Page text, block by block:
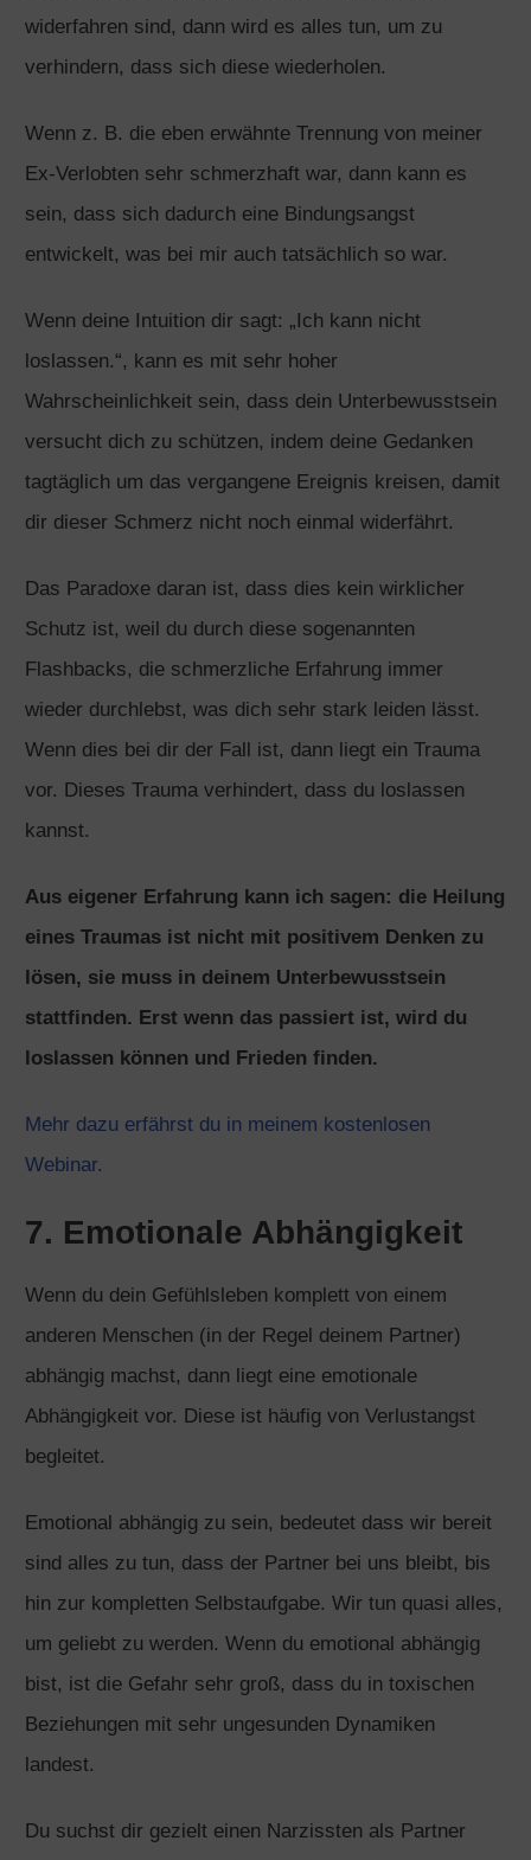
widerfahren sind, dann wird es alles tun, um zu
verhindern, dass sich diese wiederholen.
Wenn z. B. die eben erwähnte Trennung von meiner
Ex-Verlobten sehr schmerzhaft war, dann kann es
sein, dass sich dadurch eine Bindungsangst
entwickelt, was bei mir auch tatsächlich so war.
Wenn deine Intuition dir sagt: „Ich kann nicht
loslassen.“, kann es mit sehr hoher
Wahrscheinlichkeit sein, dass dein Unterbewusstsein
versucht dich zu schützen, indem deine Gedanken
tagtäglich um das vergangene Ereignis kreisen, damit
dir dieser Schmerz nicht noch einmal widerfährt.
Das Paradoxe daran ist, dass dies kein wirklicher
Schutz ist, weil du durch diese sogenannten
Flashbacks, die schmerzliche Erfahrung immer
wieder durchlebst, was dich sehr stark leiden lässt.
Wenn dies bei dir der Fall ist, dann liegt ein Trauma
vor. Dieses Trauma verhindert, dass du loslassen
kannst.
Aus eigener Erfahrung kann ich sagen: die Heilung
eines Traumas ist nicht mit positivem Denken zu
lösen, sie muss in deinem Unterbewusstsein
stattfinden. Erst wenn das passiert ist, wird du
loslassen können und Frieden finden.
Mehr dazu erfährst du in meinem kostenlosen
Webinar.
7. Emotionale Abhängigkeit
Wenn du dein Gefühlsleben komplett von einem
anderen Menschen (in der Regel deinem Partner)
abhängig machst, dann liegt eine emotionale
Abhängigkeit vor. Diese ist häufig von Verlustangst
begleitet.
Emotional abhängig zu sein, bedeutet dass wir bereit
sind alles zu tun, dass der Partner bei uns bleibt, bis
hin zur kompletten Selbstaufgabe. Wir tun quasi alles,
um geliebt zu werden. Wenn du emotional abhängig
bist, ist die Gefahr sehr groß, dass du in toxischen
Beziehungen mit sehr ungesunden Dynamiken
landest.
Du suchst dir gezielt einen Narzissten als Partner